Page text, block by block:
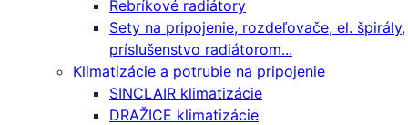
Rebríkové radiátory
Sety na pripojenie, rozdeľovače, el. špirály,
príslušenstvo radiátorom...
Klimatizácie a potrubie na pripojenie
SINCLAIR klimatizácie
DRAŽICE klimatizácie